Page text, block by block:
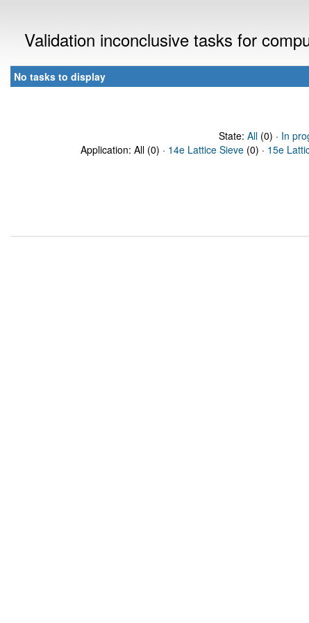
Validation inconclusive tasks for
No tasks to display
State: All(0) · In
Application: All (0) · 14e Lattice Sieve (0) · 15e